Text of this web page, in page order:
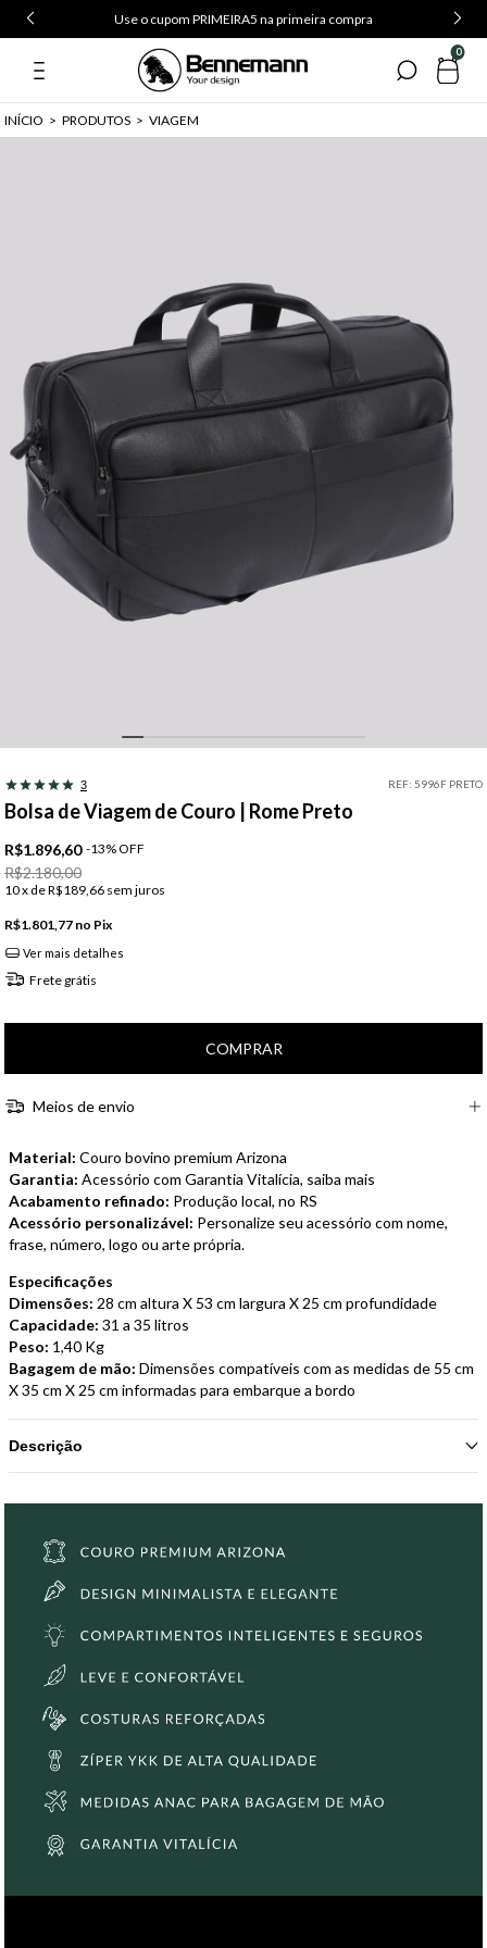
Use o cupom PRIMEIRA5 na primeira compra
0
INÍCIO > PRODUTOS > VIAGEM
3 REF: 5996F PRETO
Bolsa de Viagem de Couro | Rome Preto
R$1.896,60 -13%OFF
R$2.180,00
10x deR$189,66 sem juros
R$1.801,77 Pix
Ver mais detalhes
Frete grátis
Meios de envio
Material: Couro bovino premium Arizona
Garantia: Acessório com Garantia Vitalícia, saiba mais
Acabamento refinado: Produção local, no RS
Acessório personalizável: Personalize seu acessório com nome,
frase, número, logo ou arte própria.
Especificações
Dimensões: 28 cm altura X 53 cm largura X 25 cm profundidade
Capacidade: 31 a 35 litros
Peso: 1,40 Kg
Bagagem de mão: Dimensões compatíveis com as medidas de 55 cm
X 35 cm X 25 cm informadas para embarque a bordo
Descrição